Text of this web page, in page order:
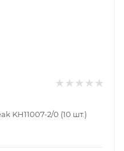
KH11007-2/0 (10 шт.)